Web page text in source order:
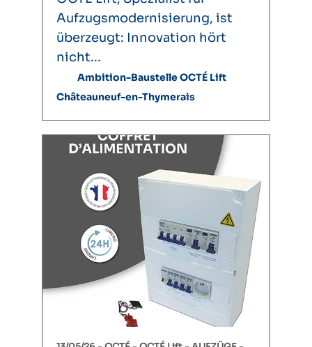
Aufzugsmodernisierung, ist
überzeugt: Innovation hört
nicht...
Ambition-Baustelle OCTÉ Lift
Châteauneuf-en-Thymerais